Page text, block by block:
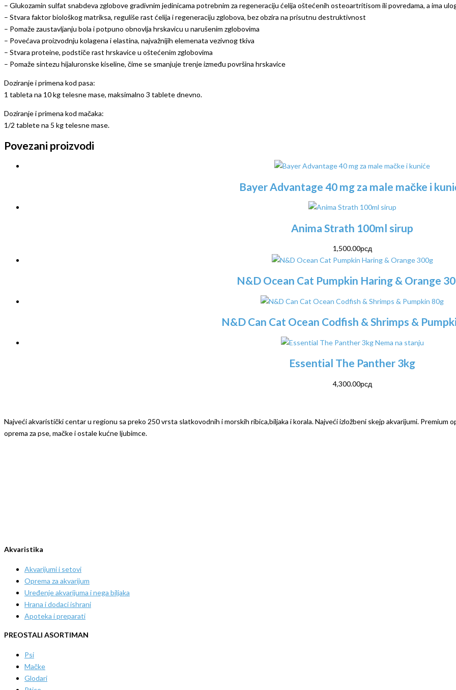
– Glukozamin sulfat snabdeva zglobove gradivnim jedinicama potrebnim za regeneraciju ćelija oštećenih osteoartritisom ili povredama, a ima
– Stvara faktor biološkog matriksa, reguliše rast ćelija i regeneraciju zglobova, bez obzira na prisutnu destruktivnost
– Pomaže zaustavljanju bola i potpuno obnovlja hrskavicu u narušenim zglobovima
– Povećava proizvodnju kolagena i elastina, najvažnijih elemenata vezivnog tkiva
– Stvara proteine, podstiče rast hrskavice u oštećenim zglobovima
– Pomaže sintezu hijaluronske kiseline, čime se smanjuje trenje između površina hrskavice
Doziranje i primena kod pasa:
1 tableta na 10 kg telesne mase, maksimalno 3 tablete dnevno.
Doziranje i primena kod mačaka:
1/2 tablete na 5 kg telesne mase.
Povezani proizvodi
Bayer Advantage 40 mg za male mačke i
Anima Strath 100ml sirup
1,500.00рсд
N&D Ocean Cat Pumpkin Haring & Orange
N&D Can Cat Ocean Codfish & Shrimps &
Nema na stanju
Essential The Panther 3kg
4,300.00рсд
Najveći akvaristički centar u regionu sa preko 250 vrsta slatkovodnih i morskih ribica,biljaka i korala. Najveći izložbeni skejp akvarijumi. Premium
oprema za pse, mačke i ostale kućne ljubimce.
Akvaristika
Akvarijumi i setovi
Oprema za akvarijum
Uređenje akvarijuma i nega biljaka
Hrana i dodaci ishrani
Apoteka i preparati
PREOSTALI ASORTIMAN
Psi
Mačke
Glodari